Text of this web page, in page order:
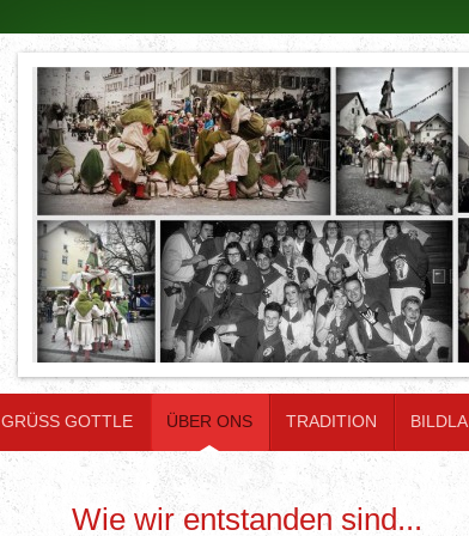
GRÜSS GOTTLE ÜBER ONS TRADITION BILDLA
Wie wir entstanden sind...